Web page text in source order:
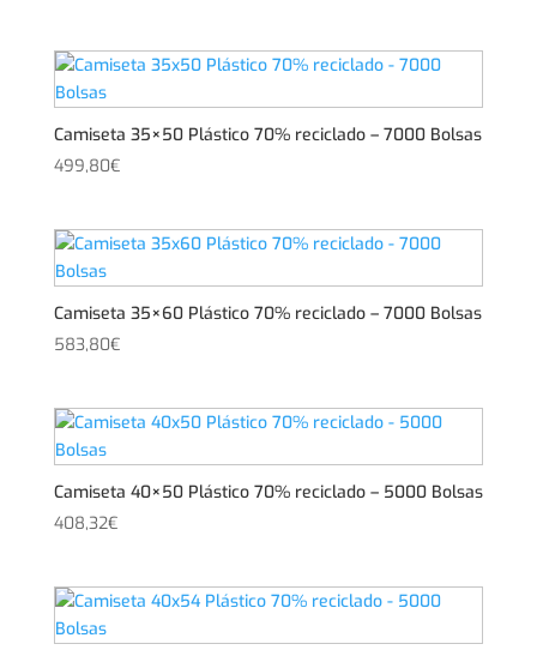
Camiseta 35×50 Plástico 70% reciclado – 7000 Bolsas
499,80€
Camiseta 35×60 Plástico 70% reciclado – 7000 Bolsas
583,80€
Camiseta 40×50 Plástico 70% reciclado – 5000 Bolsas
408,32€